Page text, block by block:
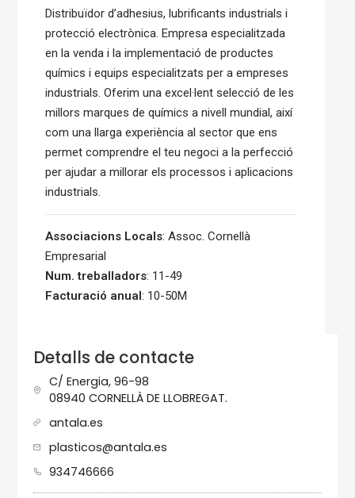
Distribuïdor d’adhesius, lubrificants industrials i
protecció electrònica. Empresa especialitzada
en la venda i la implementació de productes
químics i equips especialitzats per a empreses
industrials. Oferim una excel·lent selecció de les
millors marques de químics a nivell mundial, així
com una llarga experiència al sector que ens
permet comprendre el teu negoci a la perfecció
per ajudar a millorar els processos i aplicacions
industrials.
Associacions Locals: Assoc. Cornellà
Empresarial
Num. treballadors: 11-49
Facturació anual: 10-50M
Detalls de contacte
C/ Energia, 96-98
08940 CORNELLÀ DE LLOBREGAT.
antala.es
plasticos@antala.es
934746666